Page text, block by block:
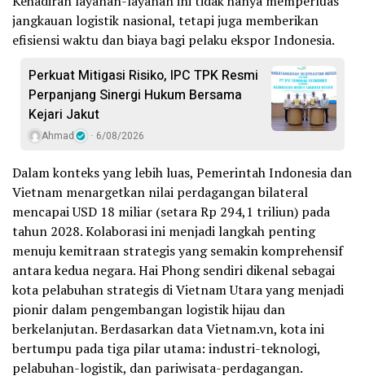
jangkauan logistik nasional, tetapi juga memberikan
efisiensi waktu dan biaya bagi pelaku ekspor Indonesia.
Perkuat Mitigasi Risiko, IPC TPK Resmi
Perpanjang Sinergi Hukum Bersama
Kejari Jakut
Ahmad 6/08/2026
Dalam konteks yang lebih luas, Pemerintah Indonesia dan
Vietnam menargetkan nilai perdagangan bilateral
mencapai USD 18 miliar (setara Rp 294,1 triliun) pada
tahun 2028. Kolaborasi ini menjadi langkah penting
menuju kemitraan strategis yang semakin komprehensif
antara kedua negara. Hai Phong sendiri dikenal sebagai
kota pelabuhan strategis di Vietnam Utara yang menjadi
pionir dalam pengembangan logistik hijau dan
berkelanjutan. Berdasarkan data Vietnam.vn, kota ini
bertumpu pada tiga pilar utama: industri-teknologi,
pelabuhan-logistik, dan pariwisata-perdagangan.